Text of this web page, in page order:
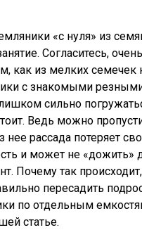
«с нуля» из
Согласитесь,
как из мелких семечек
с знакомыми
сильно
Ведь можно
нее рассада потеряет
и может не «дожить»
Почему так
пересадить
по отдельным
статье.